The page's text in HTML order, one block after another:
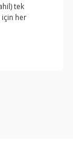
tek
her